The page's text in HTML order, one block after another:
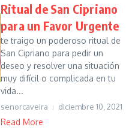
Ritual de San Cipriano
para un Favor Urgente
te traigo un poderoso ritual de
San Cipriano para pedir un
deseo y resolver una situación
muy difícil o complicada en tu
vida...
senorcaveira diciembre 10, 2021
Read More